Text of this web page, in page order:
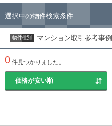
選択中の物件検索条件
物件種別 マンション取引参考事例
0 件見つかりました。